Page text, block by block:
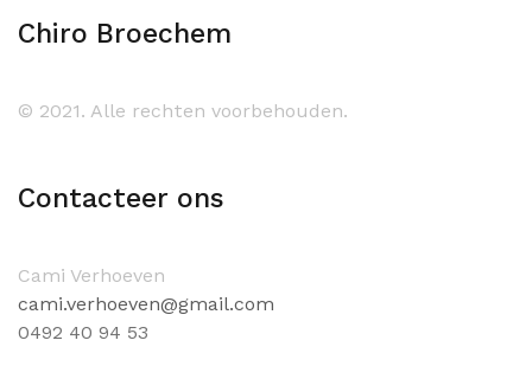
Chiro Broechem
© 2021. Alle rechten voorbehouden.
Contacteer ons
Cami Verhoeven
cami.verhoeven@gmail.com
0492 40 94 53